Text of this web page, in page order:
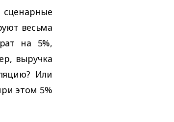
весьма
на 5%,
выручка
Или
этом 5%